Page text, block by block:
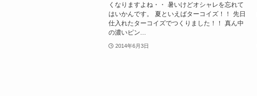
くなりますよね・・ 暑いけどオシャレを忘れて
はいかんです。 夏といえばターコイズ！！ 先日
仕入れたターコイズでつくりました！！ 真ん中
の濃いピン...
2014年6月3日